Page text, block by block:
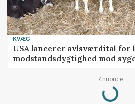
KVÆG
USA lancerer avlsværdital for
modstandsdygtighed mod
Annonce
Loading...